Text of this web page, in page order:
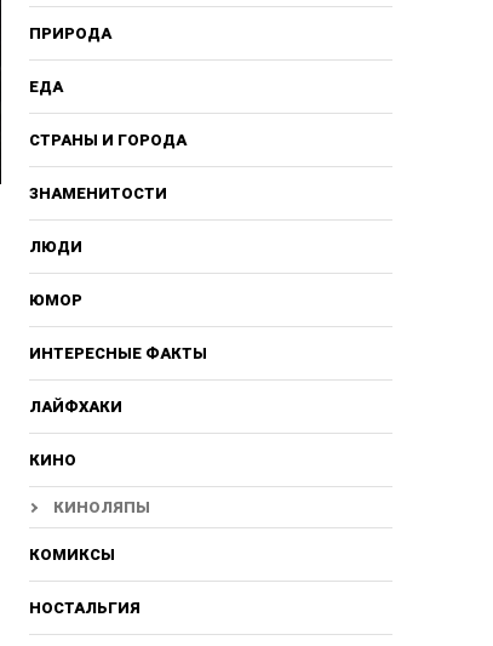
ПРИРОДА
ЕДА
СТРАНЫ И ГОРОДА
ЗНАМЕНИТОСТИ
ЛЮДИ
ЮМОР
ИНТЕРЕСНЫЕ ФАКТЫ
ЛАЙФХАКИ
КИНО
КИНОЛЯПЫ
КОМИКСЫ
НОСТАЛЬГИЯ